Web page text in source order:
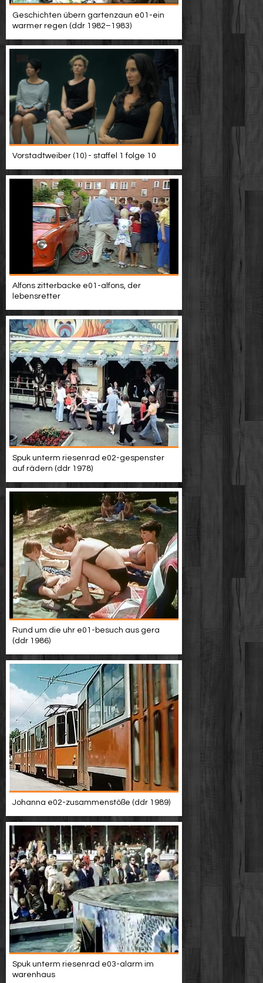
Geschichten übern gartenzaun e01-ein
warmer regen (ddr 1982–1983)
Vorstadtweiber (10) - staffel 1 folge 10
Alfons zitterbacke e01-alfons, der
lebensretter
Spuk unterm riesenrad e02-gespenster
auf rädern (ddr 1978)
Rund um die uhr e01-besuch aus gera
(ddr 1986)
Johanna e02-zusammenstöße (ddr 1989)
Spuk unterm riesenrad e03-alarm im
warenhaus